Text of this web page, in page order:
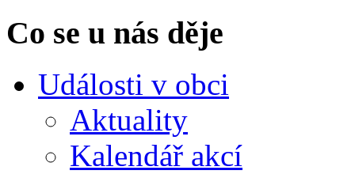
Co se u nás děje
Události v obci
Aktuality
Kalendář akcí